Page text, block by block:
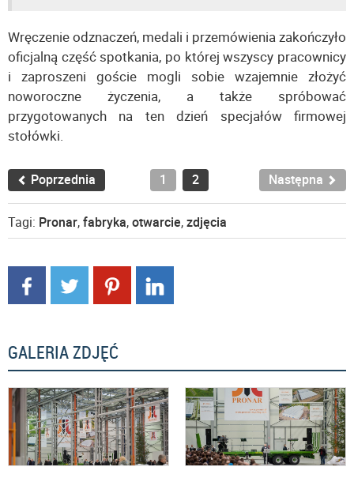
Wręczenie odznaczeń, medali i przemówienia zakończyło
oficjalną część spotkania, po której wszyscy pracownicy
i zaproszeni goście mogli sobie wzajemnie złożyć
noworoczne życzenia, a także spróbować
przygotowanych na ten dzień specjałów firmowej
stołówki.
Poprzednia 1 2 Następna
Tagi: Pronar,fabryka,otwarcie,zdjęcia
GALERIA ZDJĘĆ